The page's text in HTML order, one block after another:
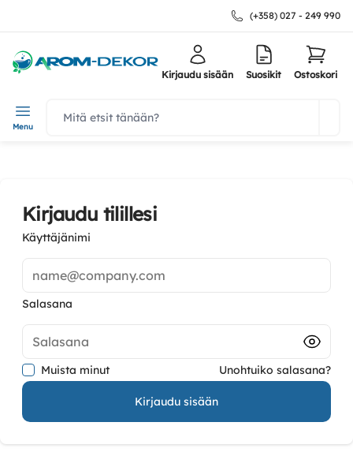
(+358) 027 - 249 990
Menu
Kirjaudu sisään Suosikit Ostoskori
Kirjaudu tilillesi
Käyttäjänimi
name@company.com
Salasana
Salasana
Muista minut Unohtuiko salasana?
Kirjaudu sisään